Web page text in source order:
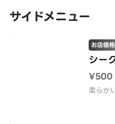
サイドメニュー
シー
お店価格
¥500
柔らか